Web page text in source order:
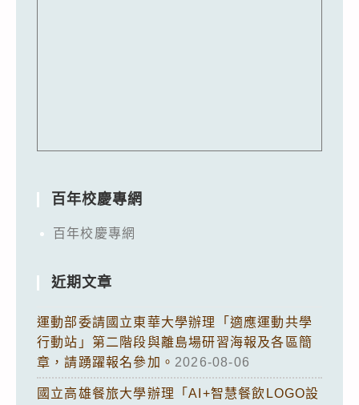
百年校慶專網
百年校慶專網
近期文章
運動部委請國立東華大學辦理「適應運動共學
行動站」第二階段與離島場研習海報及各區簡
章，請踴躍報名參加。 2026-08-06
國立高雄餐旅大學辦理「AI+智慧餐飲LOGO設